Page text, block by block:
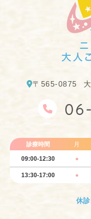
〒565-0875
診療時間 月
09:00-12:30 ●
13:30-17:00 ●
休